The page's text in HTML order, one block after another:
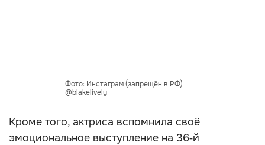
Фото: Инстаграм (запрещён в РФ)
@blakelively
Кроме того, актриса вспомнила своё
эмоциональное выступление на 36‑й